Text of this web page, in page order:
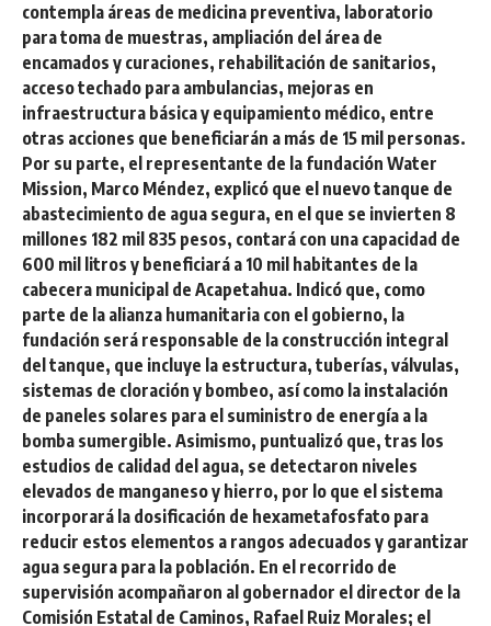
contempla áreas de medicina preventiva, laboratorio
para toma de muestras, ampliación del área de
encamados y curaciones, rehabilitación de sanitarios,
acceso techado para ambulancias, mejoras en
infraestructura básica y equipamiento médico, entre
otras acciones que beneficiarán a más de 15 mil personas.
Por su parte, el representante de la fundación Water
Mission, Marco Méndez, explicó que el nuevo tanque de
abastecimiento de agua segura, en el que se invierten 8
millones 182 mil 835 pesos, contará con una capacidad de
600 mil litros y beneficiará a 10 mil habitantes de la
cabecera municipal de Acapetahua. Indicó que, como
parte de la alianza humanitaria con el gobierno, la
fundación será responsable de la construcción integral
del tanque, que incluye la estructura, tuberías, válvulas,
sistemas de cloración y bombeo, así como la instalación
de paneles solares para el suministro de energía a la
bomba sumergible. Asimismo, puntualizó que, tras los
estudios de calidad del agua, se detectaron niveles
elevados de manganeso y hierro, por lo que el sistema
incorporará la dosificación de hexametafosfato para
reducir estos elementos a rangos adecuados y garantizar
agua segura para la población. En el recorrido de
supervisión acompañaron al gobernador el director de la
Comisión Estatal de Caminos, Rafael Ruiz Morales; el